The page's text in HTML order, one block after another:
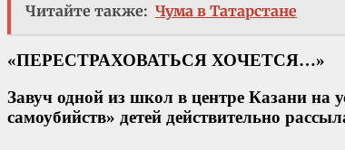
Читайте также: Чума в Татарстане
«ПЕРЕСТРАХОВАТЬСЯ ХОЧЕТСЯ…»
Завуч одной из школ в центре Казани на
самоубийств» детей действительно